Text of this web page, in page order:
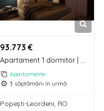
93.773 €
Apartament 1 dormitor | Direct dezvoltator| Ananda Residence
Apartamente
3 săptămâni în urmă
Popeşti-Leordeni, RO